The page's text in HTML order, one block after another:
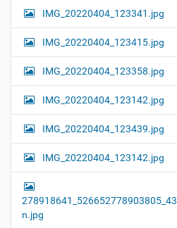
IMG_20220404_123341.jpg
IMG_20220404_123415.jpg
IMG_20220404_123358.jpg
IMG_20220404_123142.jpg
IMG_20220404_123439.jpg
IMG_20220404_123142.jpg
n.jpg